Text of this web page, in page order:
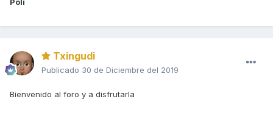
Poli
Txingudi
Publicado 30 de Diciembre del 2019
Bienvenido al foro y a disfrutarla